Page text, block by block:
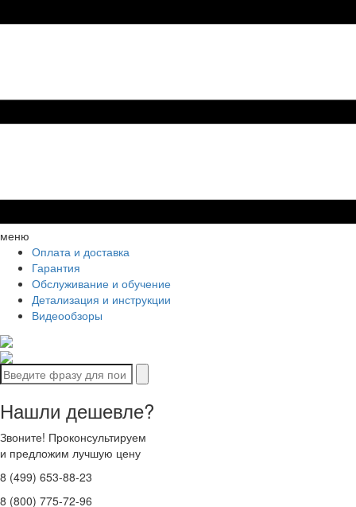
меню
Оплата и доставка
Гарантия
Обслуживание и обучение
Детализация и инструкции
Видеообзоры
Нашли дешевле?
Звоните! Проконсультируем
и предложим лучшую цену
8 (499) 653-88-23
8 (800) 775-72-96